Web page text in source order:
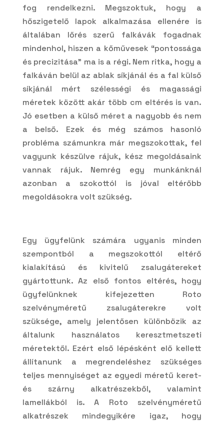
fog rendelkezni. Megszoktuk, hogy a
hőszigetelő lapok alkalmazása ellenére is
általában lőrés szerű falkávák fogadnak
mindenhol, hiszen a kőművesek “pontossága
és precizitása” ma is a régi. Nem ritka, hogy a
falkáván belül az ablak síkjánál és a fal külső
síkjánál mért szélességi és magassági
méretek között akár több cm eltérés is van.
Jó esetben a külső méret a nagyobb és nem
a belső. Ezek és még számos hasonló
probléma számunkra már megszokottak, fel
vagyunk készülve rájuk, kész megoldásaink
vannak rájuk. Nemrég egy munkánknál
azonban a szokottól is jóval eltérőbb
megoldásokra volt szükség.
Egy ügyfelünk számára ugyanis minden
szempontból a megszokottól eltérő
kialakítású és kivitelű zsalugátereket
gyártottunk. Az első fontos eltérés, hogy
ügyfelünknek kifejezetten Roto
szelvényméretű zsalugáterekre volt
szüksége, amely jelentősen különbözik az
általunk használatos keresztmetszeti
méretektől. Ezért első lépésként elő kellett
állítanunk a megrendeléshez szükséges
teljes mennyiséget az egyedi méretű keret-
és szárny alkatrészekből, valamint
lamellákból is. A Roto szelvényméretű
alkatrészek mindegyikére igaz, hogy